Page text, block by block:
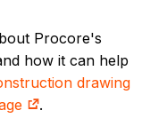
Procore's
how it can help
drawing
.